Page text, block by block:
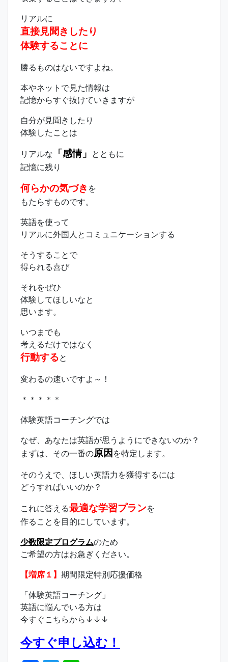
リアルに
直接見聞きしたり
体験することに
勝るものはないですよね。
本やネットで見た情報は
記憶からすぐ抜けていきますが
自分が見聞きしたり
体験したことは
リアルな 「感情」 とともに
記憶に残り
何らかの気づき を
もたらすものです。
英語を使って
リアルに外国人とコミュニケーションする
そうすることで
得られる喜び
それをぜひ
体験してほしいなと
思います。
いつまでも
考えるだけではなく
行動すると
変わるの速いですよ～！
＊＊＊＊＊
体験英語コーチングでは
なぜ、あなたは英語が思うようにできないのか？
まずは、その一番の原因 を特定します。
そのうえで、ほしい英語力を獲得するには
どうすればいいのか？
これに答える最適な学習プランを
作ることを目的にしています。
少数限定プログラムのため
ご希望の方はお急ぎください。
【増席１】 期間限定特別応援価格
「体験英語コーチング」
英語に悩んでいる方は
今すぐこちらから↓↓↓
今すぐ申し込む！